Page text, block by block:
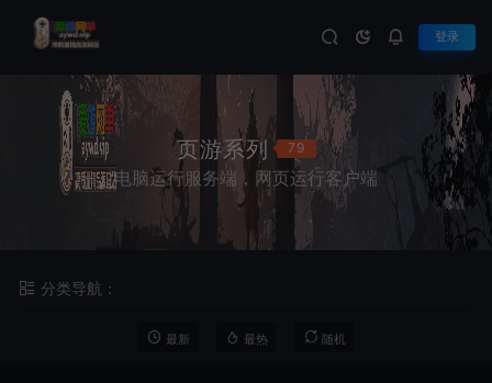
登录
页游系列 79
电脑运行服务端，网页运行客户端
分类导航：
最新 最热 随机